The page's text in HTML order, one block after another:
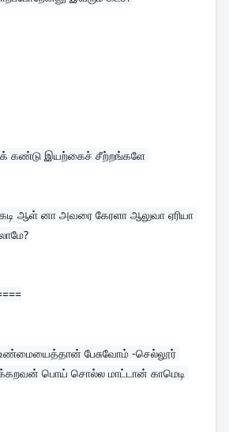
கண்டு இயற்கைச் சீற்றங்களே
ஆள் னா அவரை கேரளா ஆலுவா ஏரியா
பேசுவோம் -செல்லூர்
பொய் சொல்ல மாட்டான் காமெடி